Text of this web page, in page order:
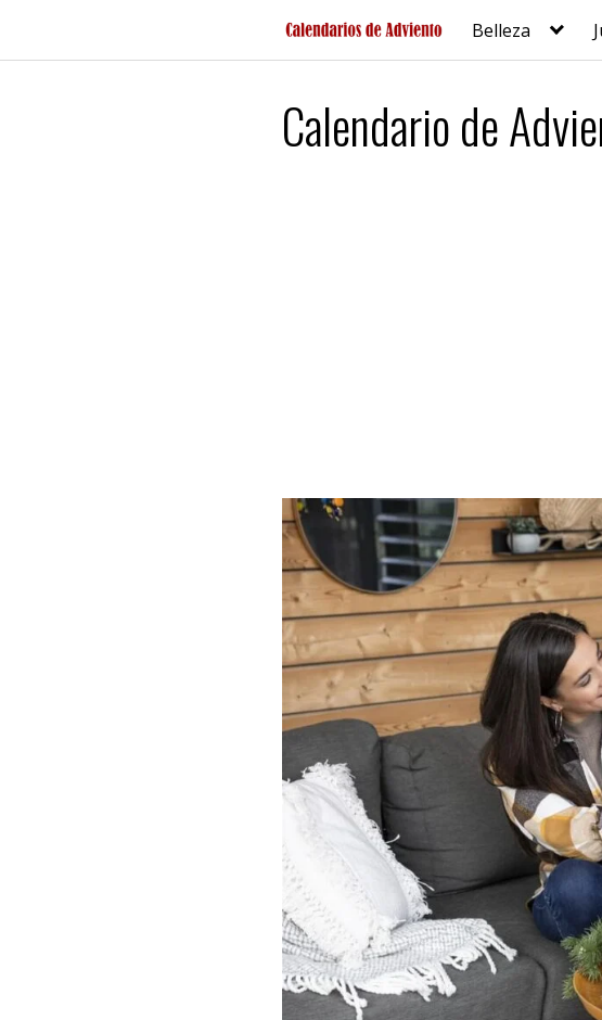
contenido
Belleza
Calendario de